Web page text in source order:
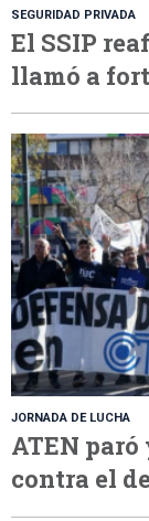
SEGURIDAD PRIVADA
El SSIP
llamó a
JORNADA DE LUCHA
ATEN
contra el